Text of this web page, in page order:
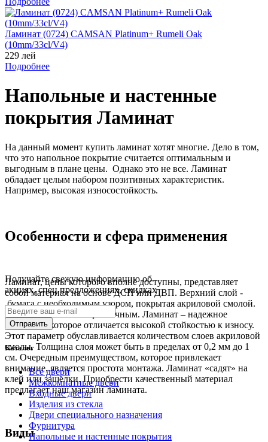
Ламинат (0724) CAMSAN Platinum+ Rumeli Oak
(10mm/33cl/V4)
229 лей
Подробнее
Напольные и настенные
покрытия Ламинат
На данный момент купить ламинат хотят многие. Дело в том,
что это напольное покрытие считается оптимальным и
выгодным в плане цены. Однако это не все. Ламинат
обладает целым набором позитивных характеристик.
Например, высокая износостойкость.
Особенности и сфера применения
Ламинат, цены которого вполне доступны, представляет
собой материал на основе ДСП или ДВП. Верхний слой -
бумага с необходимым узором, покрытая акриловой смолой.
Рисунок может быть различным. Ламинат – надежное
покрытие, которое отличается высокой стойкостью к износу.
Этот параметр обуславливается количеством слоев акриловой
смолы. Толщина слоя может быть в пределах от 0,2 мм до 1
см. Очередным преимуществом, которое привлекает
внимание, является простота монтажа. Ламинат «садят» на
клей или защелки. Приобрести качественный материал
предлагает наш магазин ламината.
Виды
Получайте свежую информацию об
акциях, спец предложениях, скидках
Каталог
Все двери
Межкомнатные двери
Входные двери
Изделия из стекла
Двери специального назначения
Фурнитура
Напольные и настенные покрытия